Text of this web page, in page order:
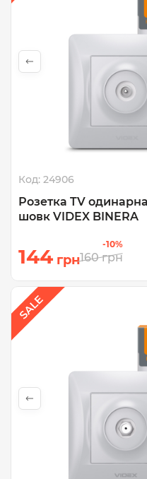
Код: 24906
Розетка TV
шовк VIDEX BINERA
144 грн
-10%
160 грн